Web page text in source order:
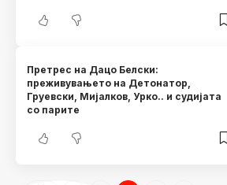
Претрес на Дацо Белски:
преживувањето на Детонатор,
Груевски, Мијалков, Урко.. и судијата
со парите